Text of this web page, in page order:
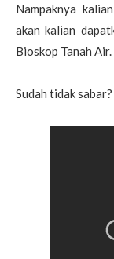
Nampaknya
akan kalian
Bioskop Tanah Air.
Sudah tidak